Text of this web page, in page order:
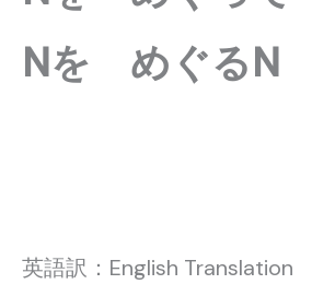
Nを めぐるN
英語訳：English Translation